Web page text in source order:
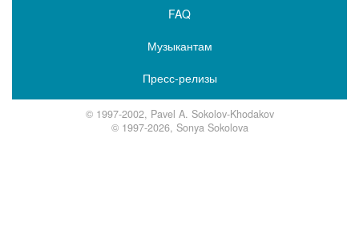
FAQ
Музыкантам
Пресс-релизы
© 1997-2002, Pavel A. Sokolov-Khodakov
© 1997-2026, Sonya Sokolova